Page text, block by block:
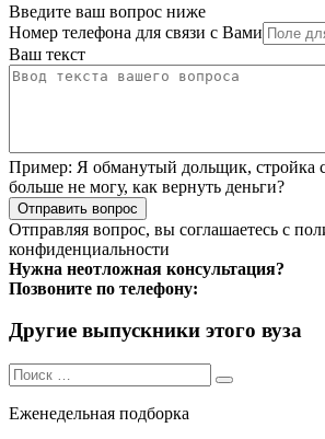
Введите ваш вопрос ниже
Номер телефона для связи с Вами
Ваш текст
Пример: Я обманутый дольщик, стройка
больше не могу, как вернуть деньги?
Отправить вопрос
Отправляя вопрос, вы соглашаетесь с
конфиденциальности
Нужна неотложная консультация?
Позвоните по телефону:
Другие выпускники этого вуза
Search
for:
Search
Еженедельная подборка